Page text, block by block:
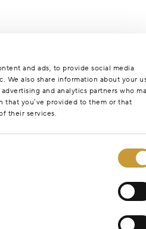
and ads, to provide social media
We also share information about your
and analytics partners who
you’ve provided to them or that
their services.